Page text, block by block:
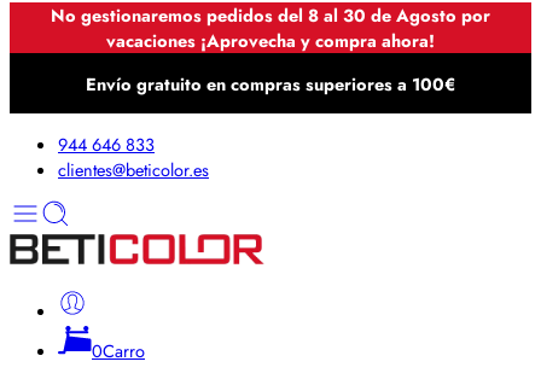
No gestionaremos pedidos del 8 al 30 de Agosto por
vacaciones ¡Aprovecha y compra ahora!
Envío gratuito en compras superiores a 100€
944 646 833
clientes@beticolor.es
0Carro